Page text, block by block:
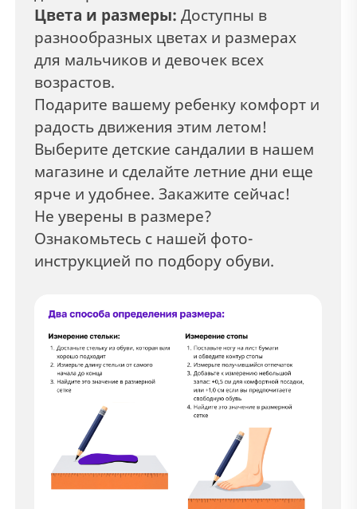
Цвета и размеры: Доступны в
разнообразных цветах и размерах
для мальчиков и девочек всех
возрастов.
Подарите вашему ребенку комфорт и
радость движения этим летом!
Выберите детские сандалии в нашем
магазине и сделайте летние дни еще
ярче и удобнее. Закажите сейчас!
Не уверены в размере?
Ознакомьтесь с нашей фото-
инструкцией по подбору обуви.